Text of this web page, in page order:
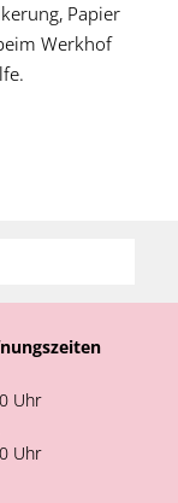
Papier
Werkhof
Uhr
Uhr